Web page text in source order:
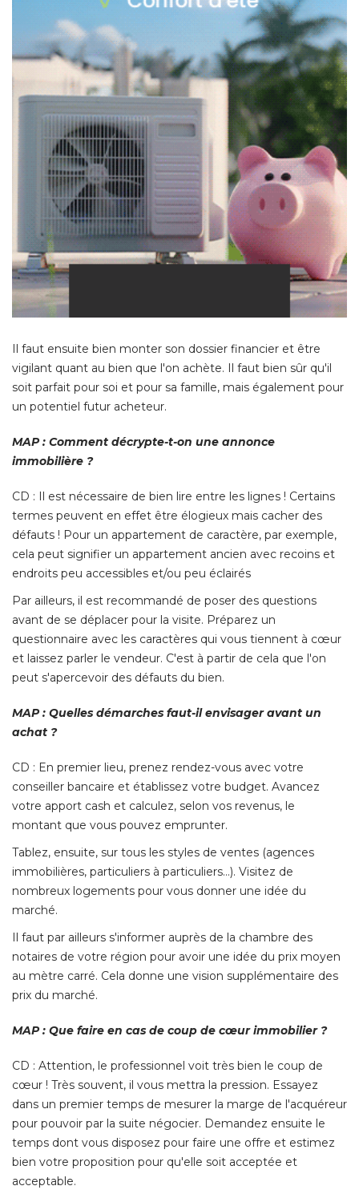
Il faut ensuite bien monter son dossier financier et être
vigilant quant au bien que l'on achète. Il faut bien sûr qu'il
soit parfait pour soi et pour sa famille, mais également pour
un potentiel futur acheteur.
MAP : Comment décrypte-t-on une annonce
immobilière ?
CD : Il est nécessaire de bien lire entre les lignes ! Certains
termes peuvent en effet être élogieux mais cacher des
défauts ! Pour un appartement de caractère, par exemple,
cela peut signifier un appartement ancien avec recoins et
endroits peu accessibles et/ou peu éclairés
Par ailleurs, il est recommandé de poser des questions
avant de se déplacer pour la visite. Préparez un
questionnaire avec les caractères qui vous tiennent à cœur
et laissez parler le vendeur. C'est à partir de cela que l'on
peut s'apercevoir des défauts du bien.
MAP : Quelles démarches faut-il envisager avant un
achat ?
CD : En premier lieu, prenez rendez-vous avec votre
conseiller bancaire et établissez votre budget. Avancez
votre apport cash et calculez, selon vos revenus, le
montant que vous pouvez emprunter.
Tablez, ensuite, sur tous les styles de ventes (agences
immobilières, particuliers à particuliers…). Visitez de
nombreux logements pour vous donner une idée du
marché.
Il faut par ailleurs s'informer auprès de la chambre des
notaires de votre région pour avoir une idée du prix moyen
au mètre carré. Cela donne une vision supplémentaire des
prix du marché.
MAP : Que faire en cas de coup de cœur immobilier ?
CD : Attention, le professionnel voit très bien le coup de
cœur ! Très souvent, il vous mettra la pression. Essayez
dans un premier temps de mesurer la marge de l'acquéreur
pour pouvoir par la suite négocier. Demandez ensuite le
temps dont vous disposez pour faire une offre et estimez
bien votre proposition pour qu'elle soit acceptée et
acceptable.